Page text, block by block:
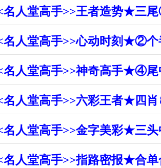
名人堂高手>>王者造势★三
名人堂高手>>心动时刻★②
名人堂高手>>神奇高手★④
名人堂高手>>六彩王者★四
名人堂高手>>金字美彩★三
名人堂高手>>指路密报★合